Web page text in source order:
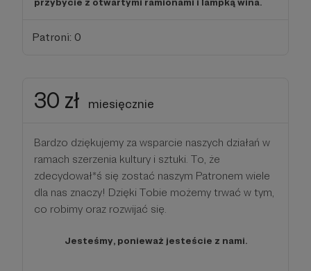
Patroni: 0
30 zł miesięcznie
Bardzo dziękujemy za wsparcie naszych działań w
ramach szerzenia kultury i sztuki. To, że
zdecydował*ś się zostać naszym Patronem wiele
dla nas znaczy! Dzięki Tobie możemy trwać w tym,
co robimy oraz rozwijać się.
Jesteśmy, ponieważ jesteście z nami.